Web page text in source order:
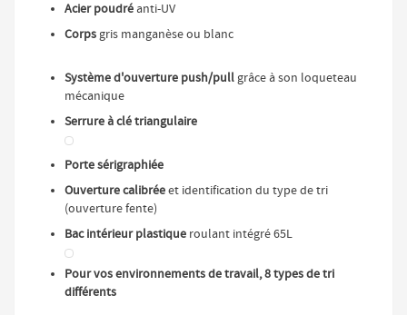
Acier poudré anti-UV
Corpsgris manganèse ou blanc
Système d'ouverture push/pullgrâce à son loqueteau
mécanique
Serrure à clé triangulaire
Porte sérigraphiée
Ouverture calibréeet identification du type de tri
(ouverture fente)
Bac intérieur plastique roulant intégré 65L
Pour vos environnements de travail, 8 types de tri
différents